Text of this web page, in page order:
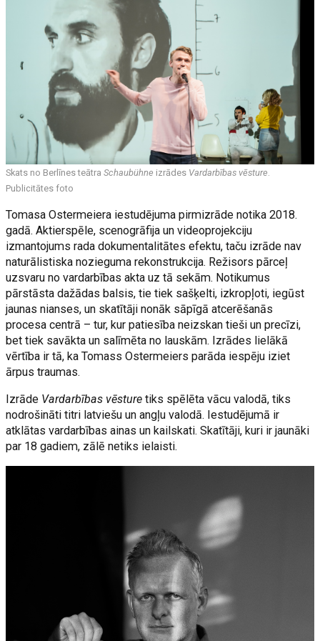
Skats no Berlīnes teātraSchaubühne izrādes Vardarbības vēsture.
Publicitātes foto
Tomasa Ostermeiera iestudējuma pirmizrāde notika 2018.
gadā. Aktierspēle, scenogrāfija un videoprojekciju
izmantojums rada dokumentalitātes efektu, taču izrāde nav
naturālistiska nozieguma rekonstrukcija. Režisors pārceļ
uzsvaru no vardarbības akta uz tā sekām. Notikumus
pārstāsta dažādas balsis, tie tiek sašķelti, izkropļoti, iegūst
jaunas nianses, un skatītāji nonāk sāpīgā atcerēšanās
procesa centrā – tur, kur patiesība neizskan tieši un precīzi,
bet tiek savākta un salīmēta no lauskām. Izrādes lielākā
vērtība ir tā, ka Tomass Ostermeiers parāda iespēju iziet
ārpus traumas.
Izrāde Vardarbības vēsture tiks spēlēta vācu valodā, tiks
nodrošināti titri latviešu un angļu valodā. Iestudējumā ir
atklātas vardarbības ainas un kailskati. Skatītāji, kuri ir jaunāki
par 18 gadiem, zālē netiks ielaisti.